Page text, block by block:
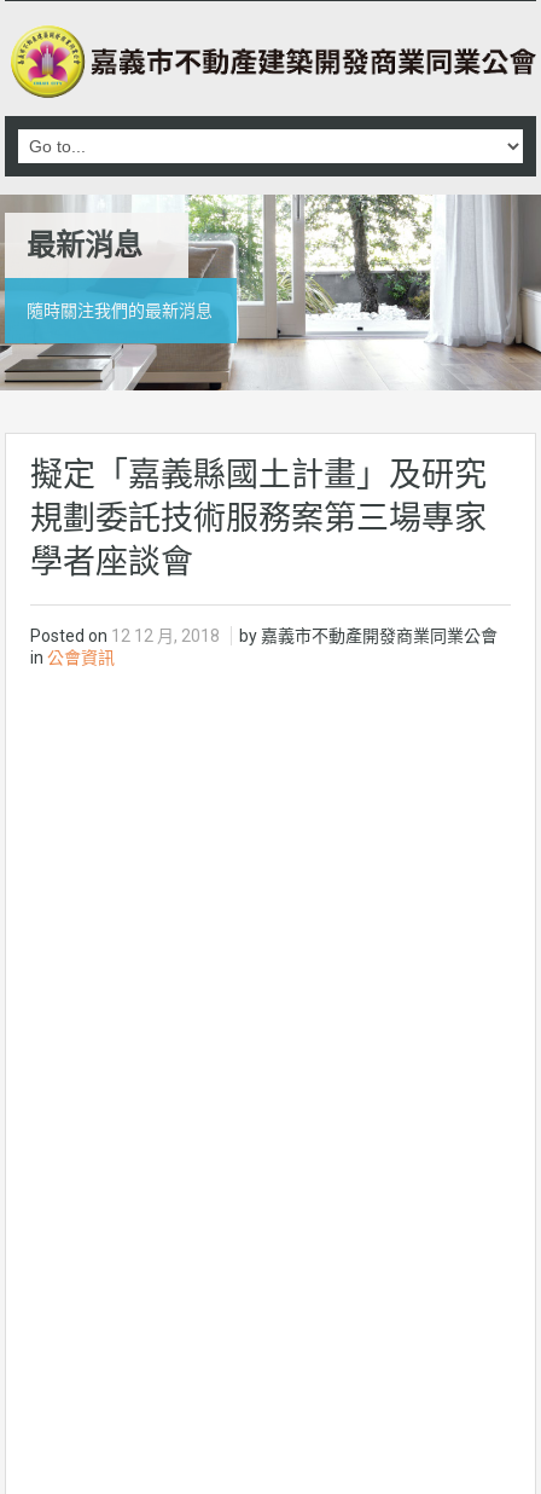
最新消息
隨時關注我們的最新消息
擬定「嘉義縣國土計畫」及研究
規劃委託技術服務案第三場專家
學者座談會
Posted on 12 12 月, 2018
by 嘉義市不動產開發商業同業公會
in 公會資訊